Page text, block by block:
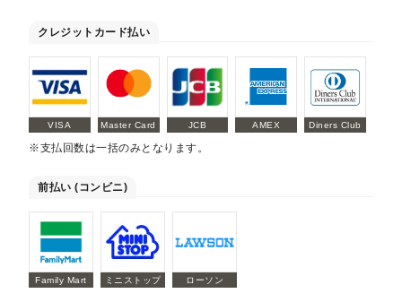
クレジットカード払い
VISA Master Card JCB AMEX Diners Club
※支払回数は一括のみとなります。
前払い (コンビニ)
Family Mart ミニストップ ローソン